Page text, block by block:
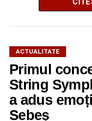
După două ediții
mută într-un nou
concura într-un cadru
destinat copiilor și
5 și 18 ani, iar
ACTUALITATE
Primul
String
a adus
Sebeș